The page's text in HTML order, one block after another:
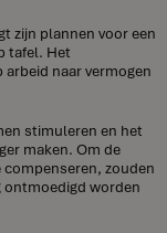
zijn plannen voor een
tafel. Het
naar vermogen
stimuleren en het
maken. Om de
zouden
ontmoedigd worden